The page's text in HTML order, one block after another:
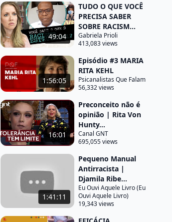
49:04
TUDO O QUE VOCÊ
PRECISA SABER
SOBRE RACISM...
Gabriela Prioli
413,083 views
1:56:05
Episódio #3 MARIA
RITA KEHL
Psicanalistas Que Falam
56,332 views
16:01
Preconceito não é
opinião | Rita Von
Hunty...
Canal GNT
695,055 views
1:41:11
Pequeno Manual
Antirracista |
Djamila Ribe...
Eu Ouvi Aquele Livro (Eu
Ouvi Aquele Livro)
19,343 views